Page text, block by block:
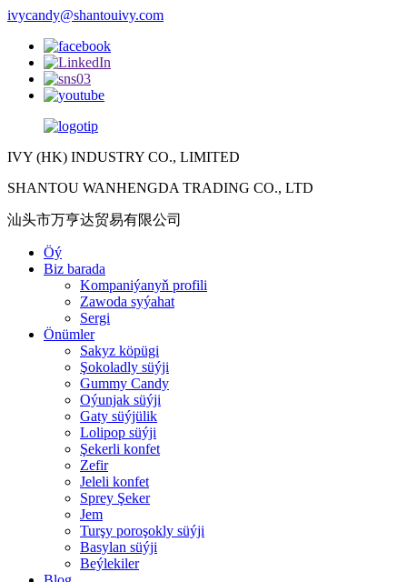
ivycandy@shantouivy.com
IVY (HK) INDUSTRY CO., LIMITED
SHANTOU WANHENGDA TRADING CO., LTD
汕头市万亨达贸易有限公司
Öý
Biz barada
Kompaniýanyň profili
Zawoda syýahat
Sergi
Önümler
Sakyz köpügi
Şokoladly süýji
Gummy Candy
Oýunjak süýji
Gaty süýjülik
Lolipop süýji
Şekerli konfet
Zefir
Jeleli konfet
Sprey Şeker
Jem
Turşy poroşokly süýji
Basylan süýji
Beýlekiler